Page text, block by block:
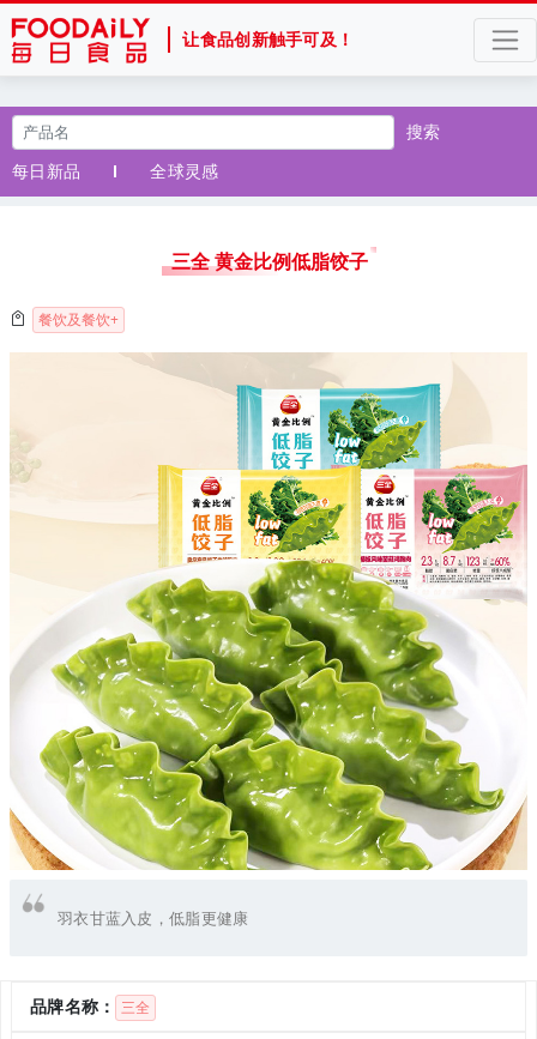
让食品创新触手可及！
搜索
每日新品
全球灵感
三全 黄金比例低脂饺子
餐饮及餐饮+
羽衣甘蓝入皮，低脂更健康
品牌名称： 三全